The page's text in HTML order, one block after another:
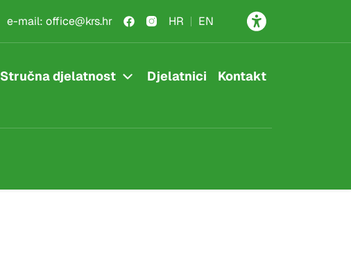
e-mail: office@krs.hr HR EN
Stručna djelatnost Djelatnici Kontakt